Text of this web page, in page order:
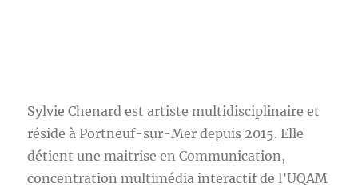
Sylvie Chenard est artiste multidisciplinaire et
réside à Portneuf-sur-Mer depuis 2015. Elle
détient une maitrise en Communication,
concentration multimédia interactif de l’UQAM